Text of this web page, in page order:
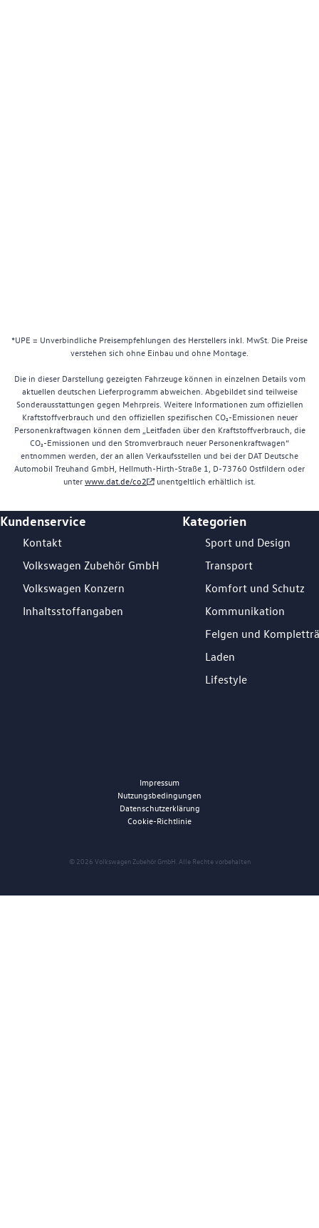
*UPE = Unverbindliche Preisempfehlungen des Herstellers inkl. MwSt. Die Preise
verstehen sich ohne Einbau und ohne Montage.
Die in dieser Darstellung gezeigten Fahrzeuge können in einzelnen Details vom
aktuellen deutschen Lieferprogramm abweichen. Abgebildet sind teilweise
Sonderausstattungen gegen Mehrpreis. Weitere Informationen zum offiziellen
Kraftstoffverbrauch und den offiziellen spezifischen CO₂-Emissionen neuer
Personenkraftwagen können dem „Leitfaden über den Kraftstoffverbrauch, die
CO₂-Emissionen und den Stromverbrauch neuer Personenkraftwagen“
entnommen werden, der an allen Verkaufsstellen und bei der DAT Deutsche
Automobil Treuhand GmbH, Hellmuth-Hirth-Straße 1, D-73760 Ostfildern oder
unterwww.dat.de/co2 unentgeltlich erhältlich ist.
Footer Teaser
Kundenservice
Kontakt
Volkswagen Zubehör GmbH
Volkswagen Konzern
Inhaltsstoffangaben
Kategorien
Sport und Design
Transport
Komfort und Schutz
Kommunikation
Felgen und
Laden
Lifestyle
© 2026 Volkswagen Zubehör GmbH. Alle Rechte vorbehalten
Impressum
Nutzungsbedingungen
Datenschutzerklärung
Cookie-Richtlinie